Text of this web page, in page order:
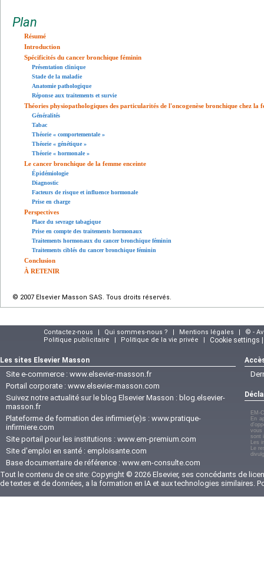
Plan
Résumé
Introduction
Spécificités du cancer bronchique féminin
Présentation clinique
Stade de la maladie
Anatomie pathologique
Réponse aux traitements et survie
Théories physiopathologiques des particularités de l'oncogenèse bronchique chez la
Généralités
Tabac
Théorie « comportementale »
Théorie « génétique »
Théorie « hormonale »
Le cancer bronchique de la femme enceinte
Épidémiologie
Diagnostic
Facteurs de risque et influence hormonale
Prise en charge
Perspectives
Place du sevrage tabagique
Prise en compte des traitements hormonaux
Traitements hormonaux du cancer bronchique féminin
Traitements ciblés du cancer bronchique féminin
Conclusion
À RETENIR
© 2007 Elsevier Masson SAS. Tous droits réservés.
Contactez-nous | Qui sommes-nous ? | Mentions légales |
© -
Politique publicitaire
| Politique de la vie privée | Cookie settings
Les sites Elsevier Masson
Site e-commerce : www.elsevier-masson.fr
Portail corporate : www.elsevier-masson.com
Suivez notre actualité sur le blog Elsevier Masson : blog.elsevier-
masson.fr
Plateforme de formation des infirmier(e)s : www.pratique-
infirmiere.com
Site portail pour les institutions : www.em-premium.com
Site d'emploi en santé : emploisante.com
Base documentaire de référence : www.em-consulte.com
EM-
En
vous
sont
Les
Le
Tout le contenu de ce site: Copyright © 2026 Elsevier, ses concédants de
de textes et de données, a la formation en IA et aux technologies similaires.